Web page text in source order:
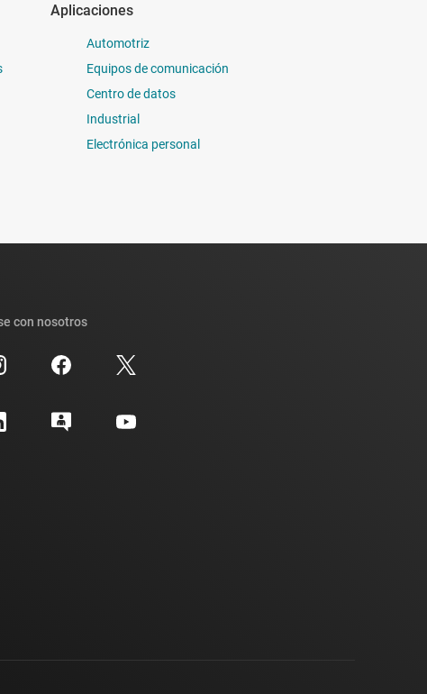
Aplicaciones
Automotriz
Equipos de comunicación
Centro de datos
Industrial
Electrónica personal
con nosotros